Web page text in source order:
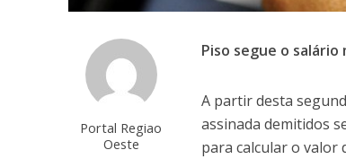
Portal Regiao
Oeste
Piso segue o salário
A partir desta
assinada demitidos
para calcular o valor